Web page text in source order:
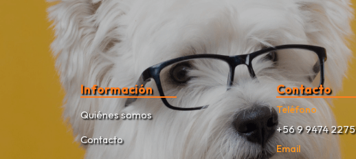
Información
Quiénes somos
Contacto
Contacto
Teléfono
+56 9 9474 2275
Email